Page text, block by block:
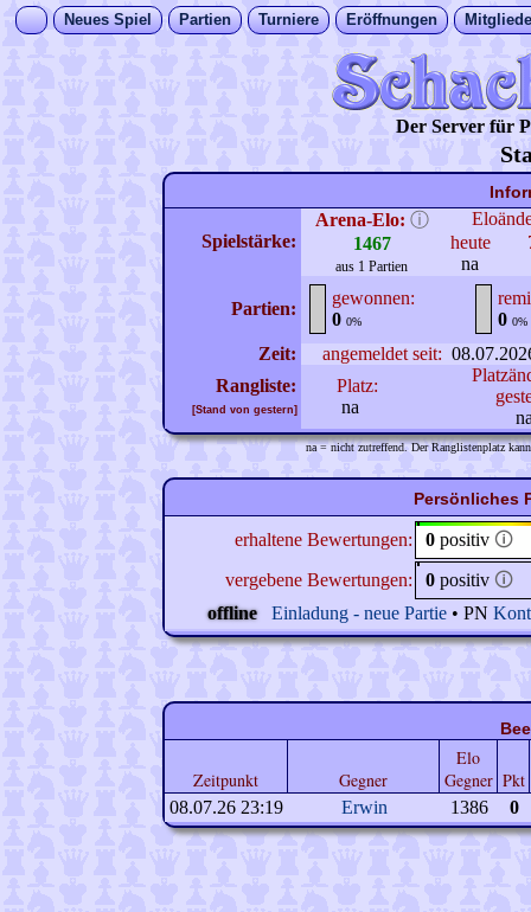
Neues Spiel Partien Turniere Eröffnungen
Der Server für
Spielstärke:
Arena-Elo: ⓘ
1467
aus 1 Partien
heute
na
Partien:
gewonnen:
0 0%
0 0%
Zeit: angemeldet seit:
Rangliste:
[Stand von gestern]
Platz:
na
na = nicht zutreffend. Der Ranglistenplatz
Persönliches
erhaltene Bewertungen: 0 positiv 🛈
vergebene Bewertungen:
0 positiv 🛈
offline
Einladung - neue Partie • PN
Zeitpunkt Gegner
Elo
Gegner Pkt
08.07.26 23:19 Erwin 1386 0